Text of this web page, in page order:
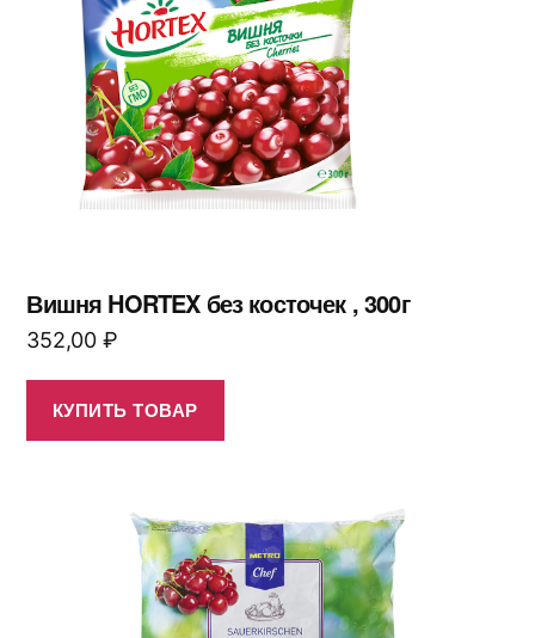
Вишня HORTEX без косточек , 300г
352,00 ₽
КУПИТЬ ТОВАР